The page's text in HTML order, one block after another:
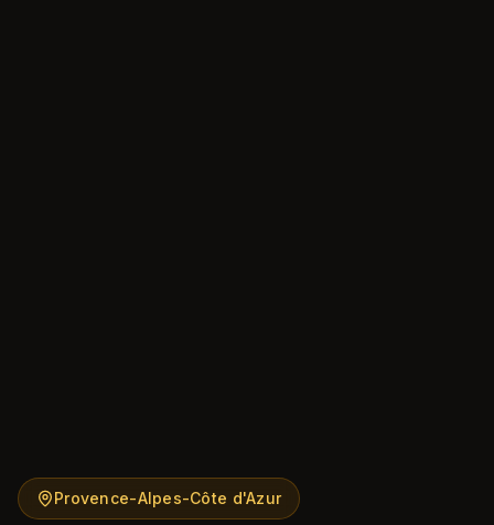
Provence-Alpes-Côte d'Azur